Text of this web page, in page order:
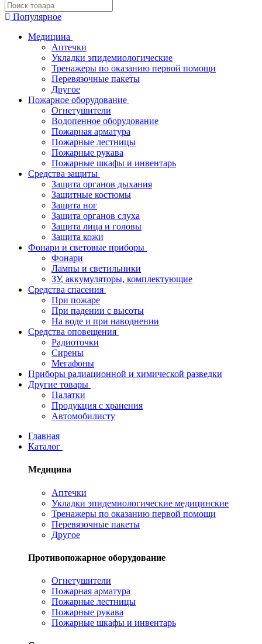
Популярное
Медицина
Аптечки
Укладки эпидемиологические
Тренажеры по оказанию первой помощи
Перевязочные пакеты
Другое
Пожарное оборудование
Огнетушители
Водопенное оборудование
Пожарная арматура
Пожарные лестницы
Пожарные рукава
Пожарные шкафы и инвентарь
Средства защиты
Защита органов дыхания
Защитные костюмы
Защита ног
Защита органов слуха
Защита лица и головы
Защита кожи
Фонари и световые приборы
Фонари
Лампы и светильники
ЗУ, аккумуляторы, комплектующие
Средства спасения
При пожаре
При падении с высоты
На воде и при наводнении
Средства оповещения
Радиоточки
Сирены
Мегафоны
Приборы радиационной и химической разведки
Другие товары
Палатки
Продукция с хранения
Автомобилисту
Главная
Каталог
Медицина
Аптечки
Укладки эпидемиологические медицинские
Тренажеры по оказанию первой помощи
Перевязочные пакеты
Другое
Противопожарное оборудование
Огнетушители
Пожарная арматура
Пожарные лестницы
Пожарные рукава
Пожарные шкафы и инвентарь